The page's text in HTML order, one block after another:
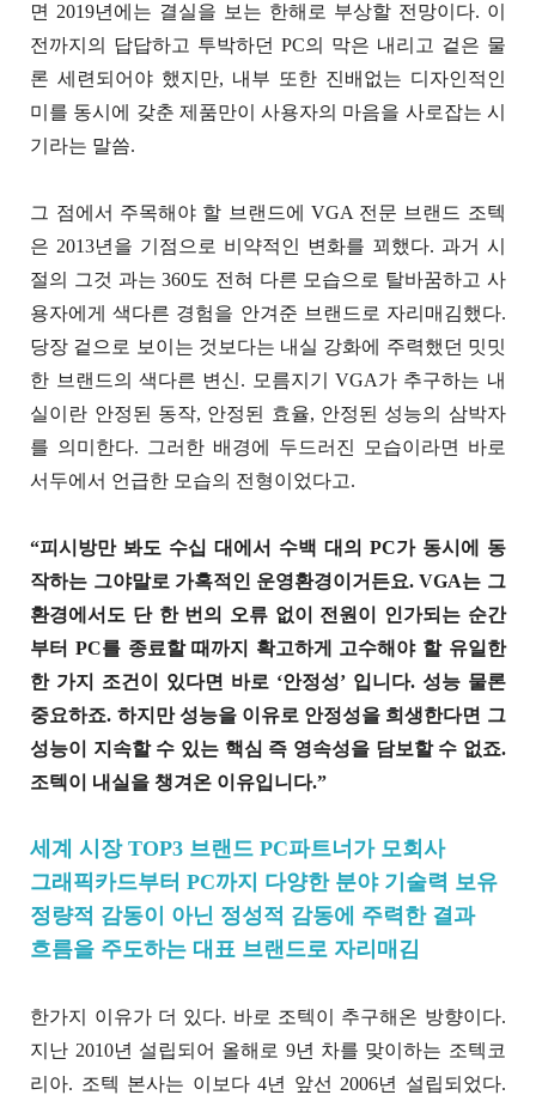
면 2019년에는 결실을 보는 한해로 부상할 전망이다. 이
전까지의 답답하고 투박하던 PC의 막은 내리고 겉은 물
론 세련되어야 했지만, 내부 또한 진배없는 디자인적인
미를 동시에 갖춘 제품만이 사용자의 마음을 사로잡는 시
기라는 말씀.
그 점에서 주목해야 할 브랜드에 VGA 전문 브랜드 조텍
은 2013년을 기점으로 비약적인 변화를 꾀했다. 과거 시
절의 그것 과는 360도 전혀 다른 모습으로 탈바꿈하고 사
용자에게 색다른 경험을 안겨준 브랜드로 자리매김했다.
당장 겉으로 보이는 것보다는 내실 강화에 주력했던 밋밋
한 브랜드의 색다른 변신. 모름지기 VGA가 추구하는 내
실이란 안정된 동작, 안정된 효율, 안정된 성능의 삼박자
를 의미한다. 그러한 배경에 두드러진 모습이라면 바로
서두에서 언급한 모습의 전형이었다고.
“피시방만 봐도 수십 대에서 수백 대의 PC가 동시에 동
작하는 그야말로 가혹적인 운영환경이거든요. VGA는 그
환경에서도 단 한 번의 오류 없이 전원이 인가되는 순간
부터 PC를 종료할 때까지 확고하게 고수해야 할 유일한
한 가지 조건이 있다면 바로 ‘안정성’ 입니다. 성능 물론
중요하죠. 하지만 성능을 이유로 안정성을 희생한다면 그
성능이 지속할 수 있는 핵심 즉 영속성을 담보할 수 없죠.
조텍이 내실을 챙겨온 이유입니다.”
세계 시장 TOP3 브랜드 PC파트너가 모회사
그래픽카드부터 PC까지 다양한 분야 기술력 보유
정량적 감동이 아닌 정성적 감동에 주력한 결과
흐름을 주도하는 대표 브랜드로 자리매김
한가지 이유가 더 있다. 바로 조텍이 추구해온 방향이다.
지난 2010년 설립되어 올해로 9년 차를 맞이하는 조텍코
리아. 조텍 본사는 이보다 4년 앞선 2006년 설립되었다.